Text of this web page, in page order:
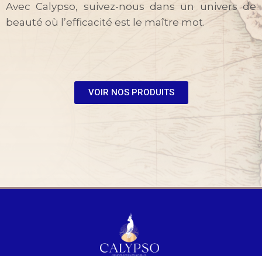
Avec Calypso, suivez-nous dans un univers de
beauté où l’efficacité est le maître mot.
VOIR NOS PRODUITS